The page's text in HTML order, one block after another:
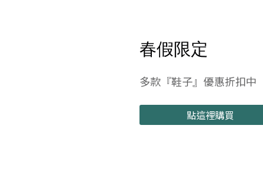
春假限定
多款『鞋子』優惠折扣中
點這裡購買